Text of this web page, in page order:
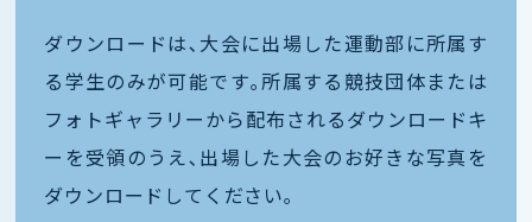
ダウンロードは､大会に出場した運動部に所属す
る学生のみが可能です｡所属する競技団体または
フォトギャラリーから配布されるダウンロードキ
ーを受領のうえ､出場した大会のお好きな写真を
ダウンロードしてください｡